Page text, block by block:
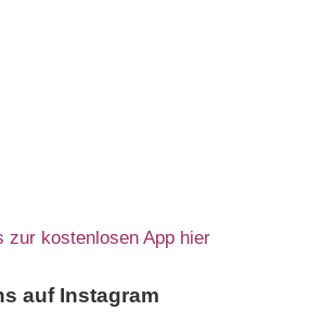
zur kostenlosen App hier
auf Instagram